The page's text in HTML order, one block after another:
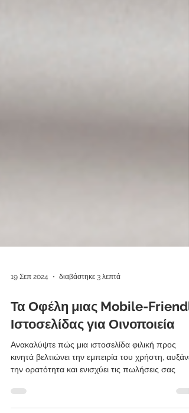
19 Σεπ 2024 διαβάστηκε 3 λεπτά
Τα Οφέλη μιας Mobile-
Ιστοσελίδας για Οινοποιεία
Ανακαλύψτε πώς μια ιστοσελίδα φιλική προς
την ορατότητα και ενισχύει τις πωλήσεις σας